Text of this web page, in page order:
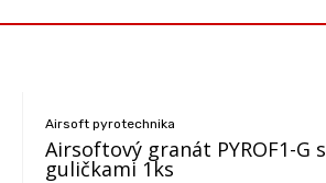
Airsoft pyrotechnika
Airsoftový granát PYROF1-G s
guličkami 1ks